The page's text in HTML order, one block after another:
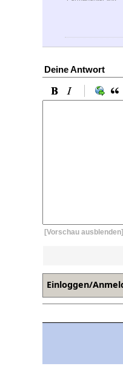
Deine Antwort
[Vorschau ausblenden]